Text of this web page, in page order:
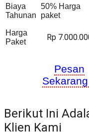
Biaya
Tahunan
50% Harga
paket
Harga
Paket
Rp
Pesan
Berikut Ini
Klien Kami